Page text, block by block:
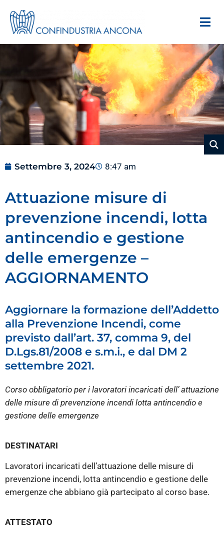
Settembre 3, 2024 8:47 am
Attuazione misure di
prevenzione incendi, lotta
antincendio e gestione
delle emergenze –
AGGIORNAMENTO
Aggiornare la formazione dell’Addetto
alla Prevenzione Incendi, come
previsto dall’art. 37, comma 9, del
D.Lgs.81/2008 e s.m.i., e dal DM 2
settembre 2021.
Corso obbligatorio per i lavoratori incaricati dell’ attuazione
delle misure di prevenzione incendi lotta antincendio e
gestione delle emergenze
DESTINATARI
Lavoratori incaricati dell’attuazione delle misure di
prevenzione incendi, lotta antincendio e gestione delle
emergenze che abbiano già partecipato al corso base.
ATTESTATO